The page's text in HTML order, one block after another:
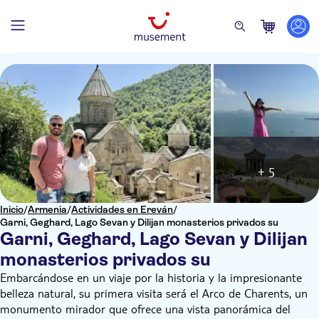
Inicio/Armenia/Actividades en Ereván/
Garni, Geghard, Lago Sevan y Dilijan monasterios privados su
Garni, Geghard, Lago Sevan y Dilijan
monasterios privados su
+ 5
Embarcándose en un viaje por la historia y la impresionante
belleza natural, su primera visita será el Arco de Charents, un
monumento mirador que ofrece una vista panorámica del